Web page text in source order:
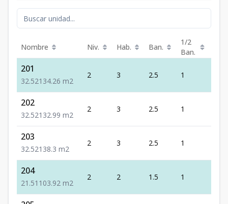
Nombre Niv. Hab. Ban.
1/2
Ban.
201
32.52134.26 m2
2 3 2.5 1
202
32.52132.99 m2
2 3 2.5 1
203
32.52138.3 m2
2 3 2.5 1
204
21.51 103.92 m2
2 2 1.5 1